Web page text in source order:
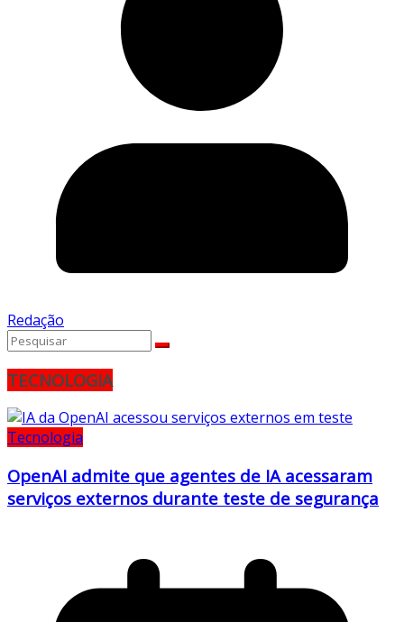
Redação
TECNOLOGIA
Tecnologia
OpenAI admite que agentes de IA acessaram
serviços externos durante teste de segurança